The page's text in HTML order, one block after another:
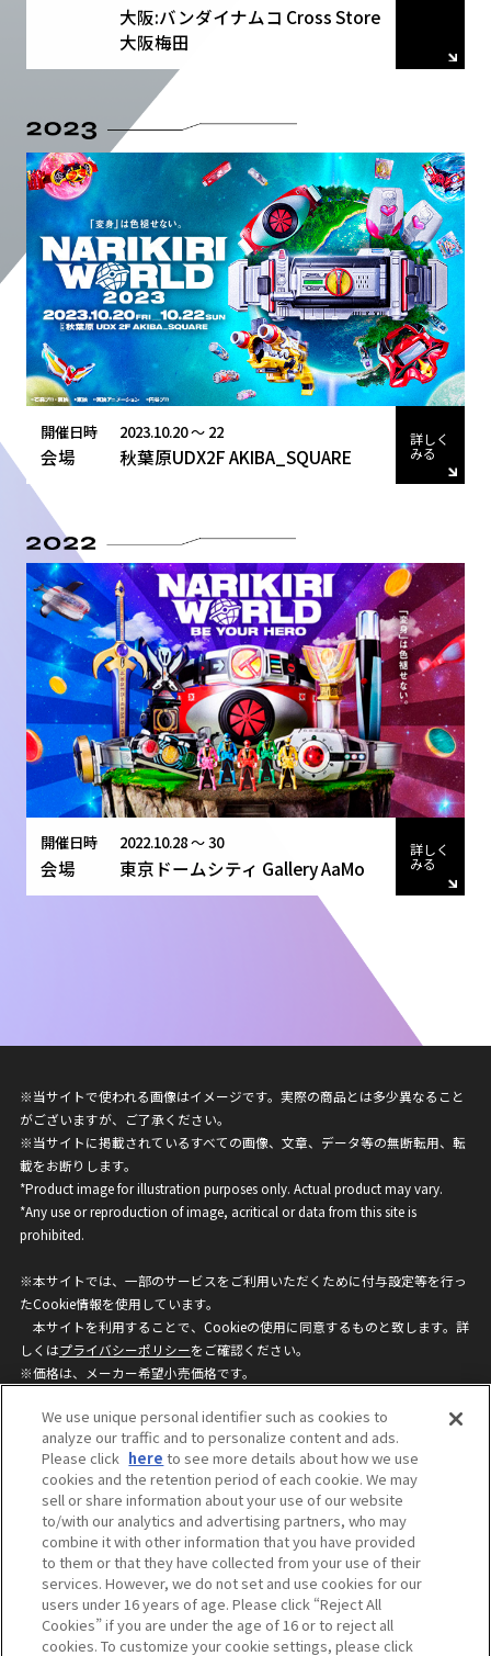
大阪:バンダイナムコ Cross Store
大阪梅田
開催日時 2023.10.20 〜 22
会場 秋葉原UDX2F AKIBA_SQUARE
詳しく
みる
開催日時 2022.10.28 〜 30
会場 東京ドームシティ Gallery AaMo
詳しく
みる
※当サイトで使われる画像はイメージです。実際の商品とは多少異なること
がございますが、ご了承ください。
※当サイトに掲載されているすべての画像、文章、データ等の無断転用、転
載をお断りします。
*Product image for illustration purposes only. Actual product may vary.
*Any use or reproduction of image, acritical or data from this site is
prohibited.
※本サイトでは、一部のサービスをご利用いただくために付与設定等を行っ
たCookie情報を使用しています。
本サイトを利用することで、Cookieの使用に同意するものと致します。詳
しくはプライバシーポリシーをご確認ください。
※価格は、メーカー希望小売価格です。
ざいますのでご了承ください。
privacypolicy
Do Not Sell or Share My
Personal Information
ウェブサイトご利用条件
ソーシャルメディアポリシー
個人情報保護方針
お問い合わせ
©BANDAI
We use unique personal identifier such as cookies to
analyze our traffic and to personalize content and ads.
Please click here to see more details about how we use
cookies and the retention period of each cookie. We may
sell or share information about your use of our website
to/with our analytics and advertising partners, who may
combine it with other information that you have provided
to them or that they have collected from your use of their
services. However, we do not set and use cookies for our
users under 16 years of age. Please click “Reject All
Cookies” if you are under the age of 16 or to reject all
cookies. To customize your cookie settings, please click